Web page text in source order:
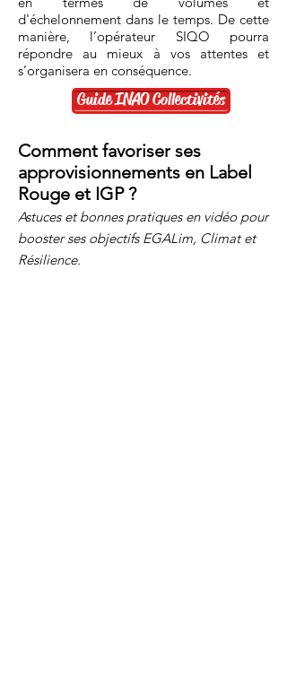
d'échelonnement dans le temps. De cette
manière, l’opérateur SIQO pourra
répondre au mieux à vos attentes et
s’organisera en conséquence.
Guide INAO Collectivités
Comment favoriser ses
approvisionnements en Label
Rouge et IGP ?
Astuces et bonnes pratiques en vidéo pour
booster ses objectifs EGALim, Climat et
Résilience.